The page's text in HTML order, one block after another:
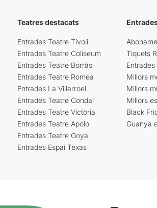
Teatres destacats
Entrades Teatre Tívoli
Entrades Teatre Coliseum
Entrades Teatre Borràs
Entrades Teatre Romea
Entrades La Villarroel
Entrades Teatre Condal
Entrades Teatre Victòria
Entrades Teatre Apolo
Entrades Teatre Goya
Entrades Espai Texas
Tiquets
Millors
Millors
Millors
Black
Guanya